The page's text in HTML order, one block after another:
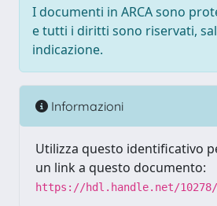
I documenti in ARCA sono
e tutti i diritti sono riservati,
indicazione.
Informazioni
Utilizza questo identificativo
un link a questo documento:
https://hdl.handle.net/10278/